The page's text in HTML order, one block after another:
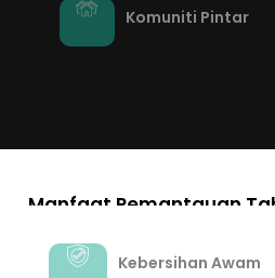
Komuniti Pintar
Manfaat Pemantauan
Kebersihan Awam